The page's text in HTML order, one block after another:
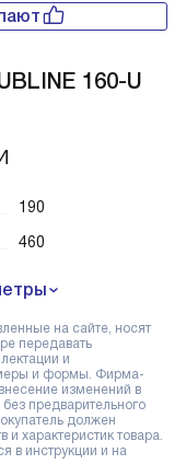
160-U
190
460
на сайте, носят
передавать
и
и формы. Фирма-
изменений в
предварительного
должен
и характеристик товара.
в инструкции и на